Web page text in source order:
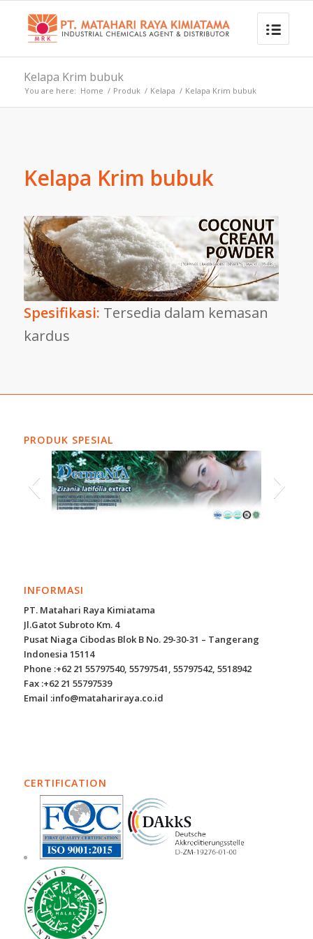
Kelapa Krim bubuk
You are here: Home / Produk / Kelapa / Kelapa Krim bubuk
Kelapa Krim bubuk
Spesifikasi: Tersedia dalam kemasan
kardus
PRODUK SPESIAL
INFORMASI
PT. Matahari Raya Kimiatama
Jl.Gatot Subroto Km. 4
Pusat Niaga Cibodas Blok B No. 29-30-31 – Tangerang
Indonesia 15114
Phone :+62 21 55797540, 55797541, 55797542, 5518942
Fax :+62 21 55797539
Email :info@matahariraya.co.id
CERTIFICATION